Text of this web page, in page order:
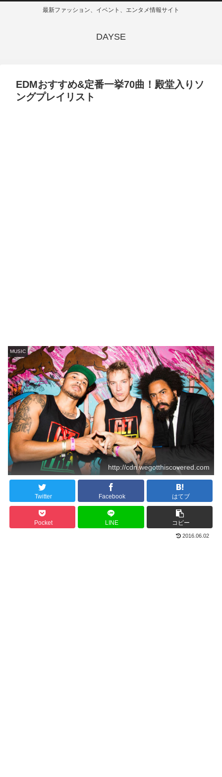
最新ファッション、イベント、エンタメ情報サイト
DAYSE
EDMおすすめ&定番一挙70曲！殿堂入りソ
ングプレイリスト
MUSIC
http://cdn.wegotthiscovered.com
Twitter Facebook はてブ
Pocket LINE コピー
2016.06.02